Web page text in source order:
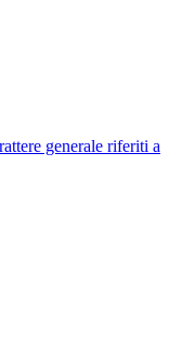
generale riferiti a